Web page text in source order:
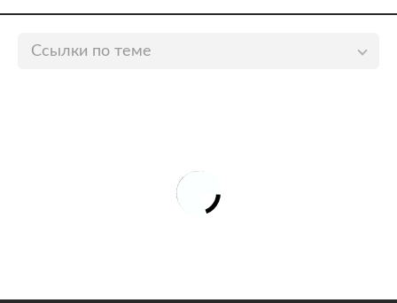
Ссылки по теме
Машина с пятью подростками попала в ДТП на